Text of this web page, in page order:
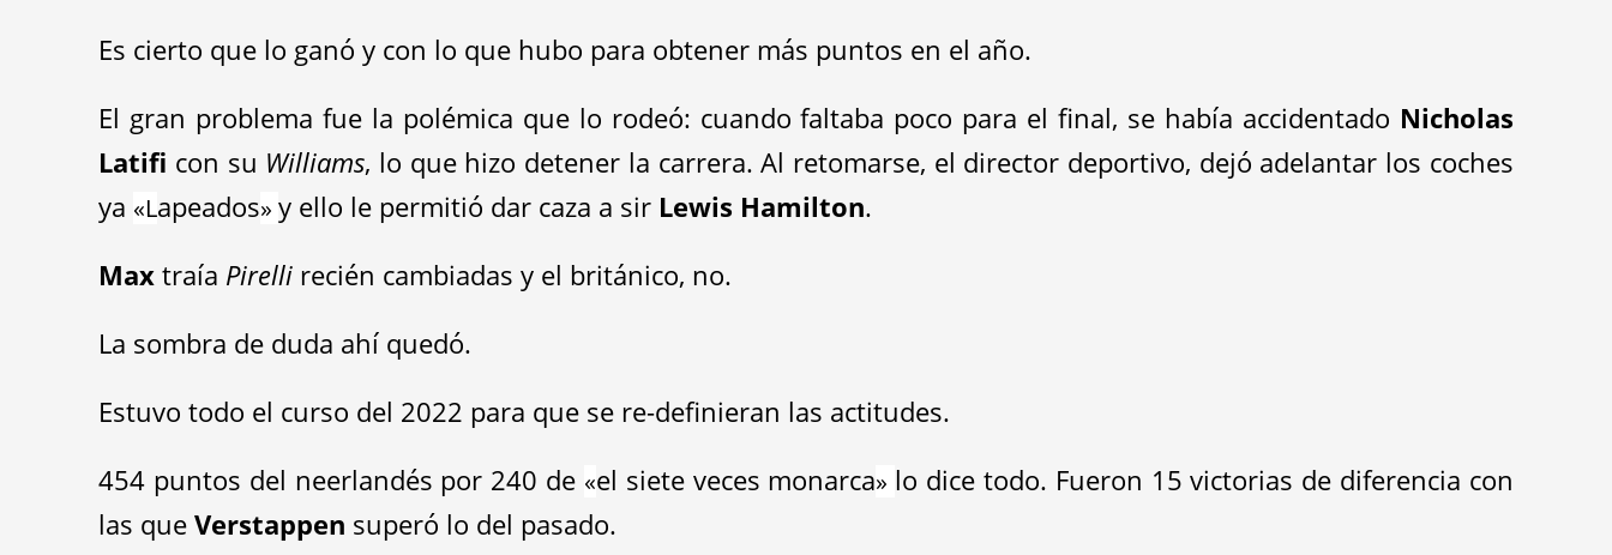
Es cierto que lo ganó y con lo que hubo para obtener más puntos en el año.
El gran problema fue la polémica que lo rodeó: cuando faltaba poco para el final, se había accidentado Nicholas
Latifi con su Williams, lo que hizo detener la carrera. Al retomarse, el director deportivo, dejó adelantar los coches
ya «Lapeados»y ello le permitió dar caza a sir Lewis Hamilton.
Max traía Pirelli recién cambiadas y el británico, no.
La sombra de duda ahí quedó.
Estuvo todo el curso del 2022 para que se re-definieran las actitudes.
454 puntos del neerlandés por 240 de «el siete veces monarca» lo dice todo. Fueron 15 victorias de diferencia con
las queVerstappen superó lo del pasado.